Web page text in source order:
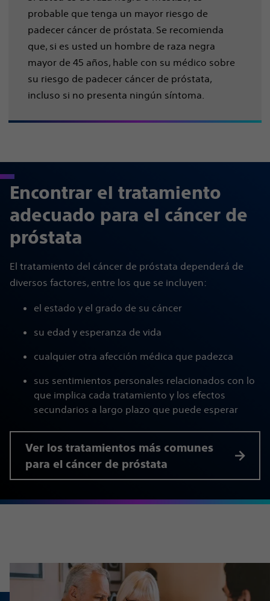
probable que tenga un mayor riesgo de
padecer cáncer de próstata. Se recomienda
que, si es usted un hombre de raza negra
mayor de 45 años, hable con su médico sobre
su riesgo de padecer cáncer de próstata,
incluso si no presenta ningún síntoma.
Encontrar el tratamiento
adecuado para el cáncer de
próstata
El tratamiento del cáncer de próstata dependerá de
diversos factores, entre los que se incluyen:
el estado y el grado de su cáncer
su edad y esperanza de vida
cualquier otra afección médica que padezca
sus sentimientos personales relacionados con lo
que implica cada tratamiento y los efectos
secundarios a largo plazo que puede esperar
Ver los tratamientos más comunes
para el cáncer de próstata